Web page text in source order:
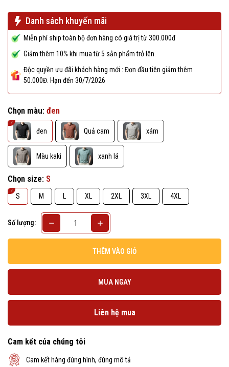
Danh sách khuyến mãi
Miễn phí ship toàn bộ đơn hàng có giá trị từ 300.000đ
Giảm thêm 10% khi mua từ 5 sản phẩm trở lên.
Độc quyền ưu đãi khách hàng mới : Đơn đầu tiên giảm thêm
50.000Đ. Hạn đến 30/7/2026
Chọn màu: đen
đen Quả cam xám
Màu kaki xanh lá
Chọn size: S
S M L XL 2XL 3XL 4XL
Số lượng:
THÊM VÀO GIỎ
MUA NGAY
Liên hệ mua
Cam kết của chúng tôi
Cam kết hàng đúng hình, đúng mô tả